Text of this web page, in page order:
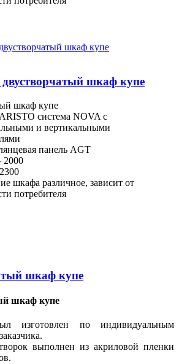
шкаф купе
шкаф купе
система NOVA с
и вертикальными
панель AGT
шкафа различное, зависит от
потребителя
шкаф купе
шкаф купе
изготовлен по индивидуальным
выполнен из акриловой пленки